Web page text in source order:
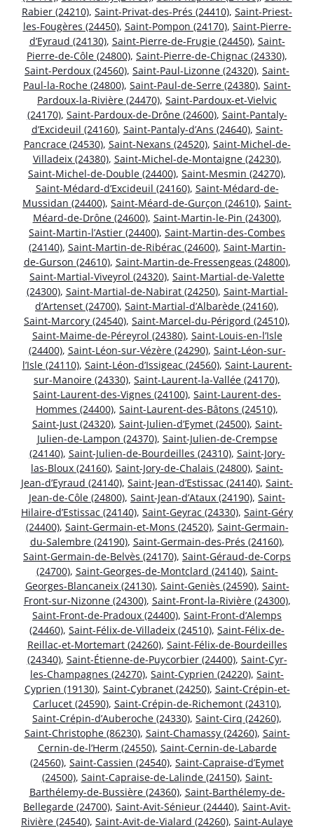
Rabier (24210), Saint-Privat-des-Prés (24410), Saint-Priest-
les-Fougères (24450), Saint-Pompon (24170), Saint-Pierre-
d’Eyraud (24130), Saint-Pierre-de-Frugie (24450), Saint-
Pierre-de-Côle (24800), Saint-Pierre-de-Chignac (24330),
Saint-Perdoux (24560), Saint-Paul-Lizonne (24320), Saint-
Paul-la-Roche (24800), Saint-Paul-de-Serre (24380), Saint-
Pardoux-la-Rivière (24470), Saint-Pardoux-et-Vielvic
(24170), Saint-Pardoux-de-Drône (24600), Saint-Pantaly-
d’Excideuil (24160), Saint-Pantaly-d’Ans (24640), Saint-
Pancrace (24530), Saint-Nexans (24520), Saint-Michel-de-
Villadeix (24380), Saint-Michel-de-Montaigne (24230),
Saint-Michel-de-Double (24400), Saint-Mesmin (24270),
Saint-Médard-d’Excideuil (24160), Saint-Médard-de-
Mussidan (24400), Saint-Méard-de-Gurçon (24610), Saint-
Méard-de-Drône (24600), Saint-Martin-le-Pin (24300),
Saint-Martin-l’Astier (24400), Saint-Martin-des-Combes
(24140), Saint-Martin-de-Ribérac (24600), Saint-Martin-
de-Gurson (24610), Saint-Martin-de-Fressengeas (24800),
Saint-Martial-Viveyrol (24320), Saint-Martial-de-Valette
(24300), Saint-Martial-de-Nabirat (24250), Saint-Martial-
d’Artenset (24700), Saint-Martial-d’Albarède (24160),
Saint-Marcory (24540), Saint-Marcel-du-Périgord (24510),
Saint-Maime-de-Péreyrol (24380), Saint-Louis-en-l’Isle
(24400), Saint-Léon-sur-Vézère (24290), Saint-Léon-sur-
l’Isle (24110), Saint-Léon-d’Issigeac (24560), Saint-Laurent-
sur-Manoire (24330), Saint-Laurent-la-Vallée (24170),
Saint-Laurent-des-Vignes (24100), Saint-Laurent-des-
Hommes (24400), Saint-Laurent-des-Bâtons (24510),
Saint-Just (24320), Saint-Julien-d’Eymet (24500), Saint-
Julien-de-Lampon (24370), Saint-Julien-de-Crempse
(24140), Saint-Julien-de-Bourdeilles (24310), Saint-Jory-
las-Bloux (24160), Saint-Jory-de-Chalais (24800), Saint-
Jean-d’Eyraud (24140), Saint-Jean-d’Estissac (24140), Saint-
Jean-de-Côle (24800), Saint-Jean-d’Ataux (24190), Saint-
Hilaire-d’Estissac (24140), Saint-Geyrac (24330), Saint-Géry
(24400), Saint-Germain-et-Mons (24520), Saint-Germain-
du-Salembre (24190), Saint-Germain-des-Prés (24160),
Saint-Germain-de-Belvès (24170), Saint-Géraud-de-Corps
(24700), Saint-Georges-de-Montclard (24140), Saint-
Georges-Blancaneix (24130), Saint-Geniès (24590), Saint-
Front-sur-Nizonne (24300), Saint-Front-la-Rivière (24300),
Saint-Front-de-Pradoux (24400), Saint-Front-d’Alemps
(24460), Saint-Félix-de-Villadeix (24510), Saint-Félix-de-
Reillac-et-Mortemart (24260), Saint-Félix-de-Bourdeilles
(24340), Saint-Étienne-de-Puycorbier (24400), Saint-Cyr-
les-Champagnes (24270), Saint-Cyprien (24220), Saint-
Cyprien (19130), Saint-Cybranet (24250), Saint-Crépin-et-
Carlucet (24590), Saint-Crépin-de-Richemont (24310),
Saint-Crépin-d’Auberoche (24330), Saint-Cirq (24260),
Saint-Christophe (86230), Saint-Chamassy (24260), Saint-
Cernin-de-l’Herm (24550), Saint-Cernin-de-Labarde
(24560), Saint-Cassien (24540), Saint-Capraise-d’Eymet
(24500), Saint-Capraise-de-Lalinde (24150), Saint-
Barthélemy-de-Bussière (24360), Saint-Barthélemy-de-
Bellegarde (24700), Saint-Avit-Sénieur (24440), Saint-Avit-
Rivière (24540), Saint-Avit-de-Vialard (24260), Saint-Aulaye